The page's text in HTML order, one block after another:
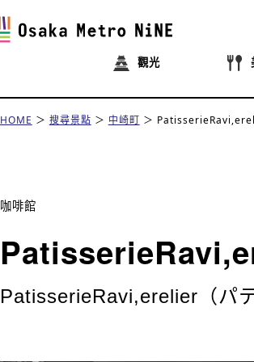
觀光
HOME 搜尋景點 中崎町
咖啡館
PatisserieRavi,erelier（パ